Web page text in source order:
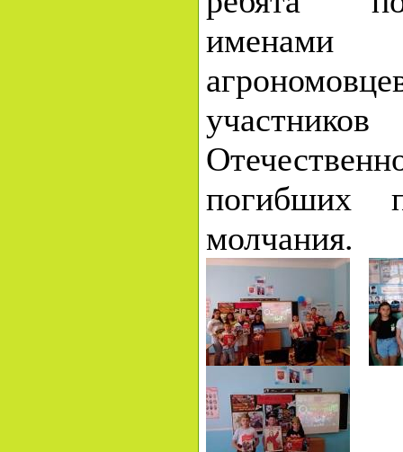
именами
погибших
молчания.